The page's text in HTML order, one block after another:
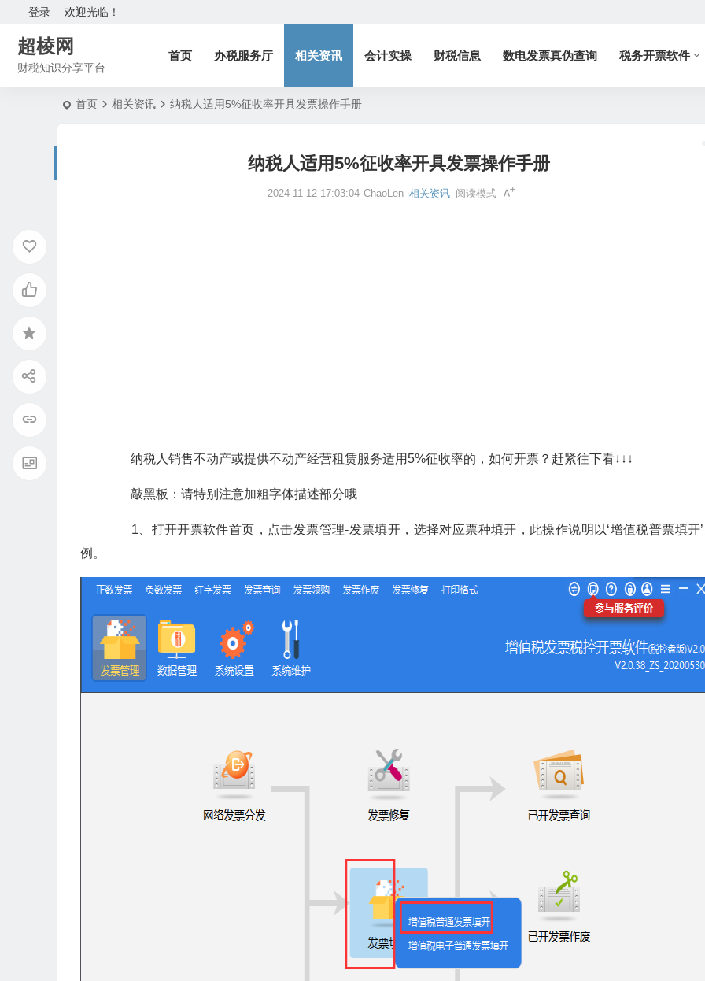
欢迎光临！
登录
超棱网
财税知识分享平台
首页 办税服务厅 相关资讯 会计实操 财税信息 数电发票真伪查询 税务开票软件
首页 相关资讯 纳税人适用5%征收率开具发票操作手册
纳税人适用5%征收率开具发票操作手册
2024-11-12 17:03:04 ChaoLen 相关资讯 阅读模式
纳税人销售不动产或提供不动产经营租赁服务适用5%征收率的，如何开票？赶紧往下看↓↓↓
敲黑板：请特别注意加粗字体描述部分哦
1、打开开票软件首页，点击发票管理-发票填开，选择对应票种填开，此操作说明以‘增值税普票填开
例。